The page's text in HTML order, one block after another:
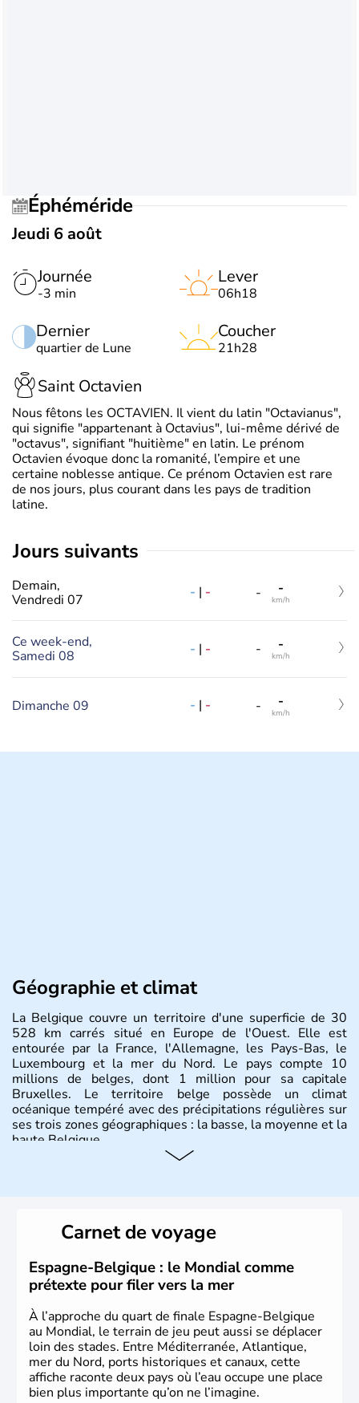
Éphéméride
Jeudi 6 août
Journée
-3 min
Dernier
quartier de Lune
Lever
06h18
Coucher
21h28
Saint Octavien
Nous fêtons les OCTAVIEN. Il vient du latin "Octavianus",
qui signifie "appartenant à Octavius", lui-même dérivé de
"octavus", signifiant "huitième" en latin. Le prénom
Octavien évoque donc la romanité, l’empire et une
certaine noblesse antique. Ce prénom Octavien est rare
de nos jours, plus courant dans les pays de tradition
latine.
jours suivants
Demain,
Vendredi 07
- | - - -
km/h
Ce week-end,
Samedi 08
- | - - -
km/h
Dimanche 09 - | - - -
km/h
Géographie et climat
La Belgique couvre un territoire d'une superficie de 30
528 km carrés situé en Europe de l'Ouest. Elle est
entourée par la France, l'Allemagne, les Pays-Bas, le
Luxembourg et la mer du Nord. Le pays compte 10
millions de belges, dont 1 million pour sa capitale
Bruxelles. Le territoire belge possède un climat
océanique tempéré avec des précipitations régulières sur
ses trois zones géographiques : la basse, la moyenne et la
haute Belgique.
effectuée par Jules César : les Gaulois, les Aquitains et
les Belges. Décrite comme la nation la plus brave par le
général romain, la Belgique a été divisée en deux pays
jusqu'en 1795 : les Pays-Bas du Sud et la principauté de
Liège. Il faut attendre jusqu'en 1980 pour qu'elle
devienne un Etat fédéral reconnu par la constitution de
1993.
Carnet de voyage
Espagne-Belgique : le Mondial comme
prétexte pour filer vers la mer
À l’approche du quart de finale Espagne-Belgique
au Mondial, le terrain de jeu peut aussi se déplacer
loin des stades. Entre Méditerranée, Atlantique,
mer du Nord, ports historiques et canaux, cette
affiche raconte deux pays où l’eau occupe une place
bien plus importante qu’on ne l’imagine.